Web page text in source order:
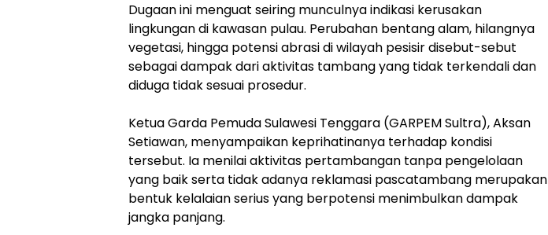
Dugaan ini menguat seiring munculnya indikasi kerusakan
lingkungan di kawasan pulau. Perubahan bentang alam, hilangnya
vegetasi, hingga potensi abrasi di wilayah pesisir disebut-sebut
sebagai dampak dari aktivitas tambang yang tidak terkendali dan
diduga tidak sesuai prosedur.
‎Ketua Garda Pemuda Sulawesi Tenggara (GARPEM Sultra), Aksan
Setiawan, menyampaikan keprihatinanya terhadap kondisi
tersebut. Ia menilai aktivitas pertambangan tanpa pengelolaan
yang baik serta tidak adanya reklamasi pascatambang merupakan
bentuk kelalaian serius yang berpotensi menimbulkan dampak
jangka panjang.